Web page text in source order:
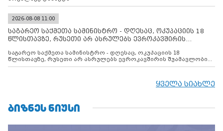
2026-08-08 11:00
საგარეო საქმეთა სამინისტრო - დღესაც, ოკუპაციის 18
წლისთავზე, რუსეთი არ ასრულებს ევროკავშირის
საგარეო საქმეთა სამინისტრო - დღესაც, ოკუპაციის 18
წლისთავზე, რუსეთი არ ასრულებს ევროკავშირის შუამავლობით
დადებულ 2008 წლის 12 აგვისტოს ცეცხლის შეწყვეტის
მილიტარიზაციის პროცესს და აქტიურად დგამს ნაბიჯებს მათი
ყველა სიახლე
ᲑᲘᲖᲜᲔᲡ ᲜᲘᲣᲡᲘ